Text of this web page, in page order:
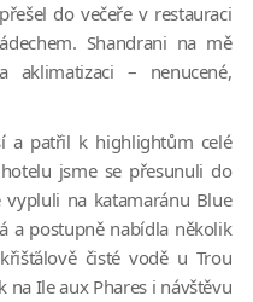
do večeře v restauraci
Shandrani na mě
– nenucené,
a patřil k highlightům celé
jsme se přesunuli do
vypluli na katamaránu Blue
a postupně nabídla několik
čisté vodě u Trou
Ile aux Phares i návštěvu